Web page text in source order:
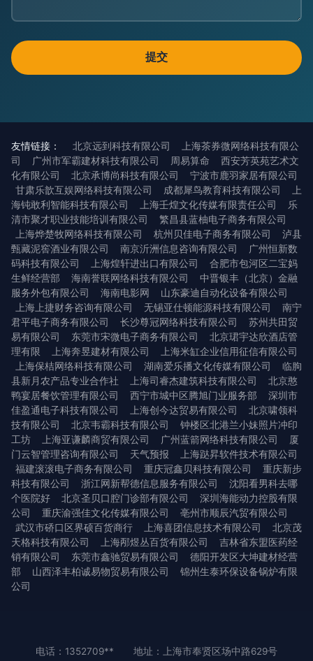
友情链接： 北京远到科技有限公司
上海茶券微网络科技有限公
司
广州市军霸建材科技有限公司 周易算命
西安芳英苑艺术文
化有限公司
北京承博尚科技有限公司
宁波市鹿羽家居有限公司
甘肃乐歆互娱网络科技有限公司
成都犀鸟教育科技有限公司
上
海钝敢利智能科技有限公司
上海壬煌文化传媒有限责任公司
乐
清市聚才职业技能培训有限公司
繁昌县蓝柚电子商务有限公司
上海烨楚牧网络科技有限公司
杭州贝佳电子商务有限公司
泸县
甄藏泥窖酒业有限公司
南京沂洲信息咨询有限公司
广州恒新数
码科技有限公司
上海煌轩进出口有限公司
合肥市包河区二宝妈
生鲜经营部
海南誉联网络科技有限公司
中晋银丰（北京）金融
服务外包有限公司
海南电影网
山东豪迪自动化设备有限公司
上海上捷财务咨询有限公司
无锡亚仕顿能源科技有限公司
南宁
君平电子商务有限公司
长沙尊冠网络科技有限公司
苏州共田贸
易有限公司
东莞市宋微电子商务有限公司
北京珺宇达欣酒店管
理有限
上海奔昱建材有限公司
上海米缸企业信用征信有限公司
上海保桔网络科技有限公司
湖南爱乐播文化传媒有限公司
临朐
县新月农产品专业合作社
上海司睿杰建筑科技有限公司
北京憨
鸭宴居餐饮管理有限公司
西宁市城中区腾旭门业服务部
深圳市
佳盈通电子科技有限公司
上海创今达贸易有限公司
北京啸领科
技有限公司
北京韦霸科技有限公司
钟楼区北港兰小妹照片冲印
工坊
上海亚谦麟商贸有限公司 广州蓝箭网络科技有限公司
厦
门云智管理咨询有限公司
天气预报
上海跶昇软件技术有限公司
福建滚滚电子商务有限公司
重庆冠鑫贝科技有限公司
重庆新步
科技有限公司
浙江网新帮德信息服务有限公司
沈阳看男科去哪
个医院好
北京圣贝口腔门诊部有限公司
深圳海能动力控股有限
公司
重庆渝强佳文化传媒有限公司
亳州市顺辰汽贸有限公司
武汉市硚口区界硕百货商行
上海喜团信息技术有限公司
北京茂
天格科技有限公司
上海邴煜丛百货有限公司
吉林省东盟医药经
销有限公司
东莞市鑫驰贸易有限公司
德阳开发区大坤建材经营
部
山西泽丰柏诚易物贸易有限公司
锦州生泰环保设备锅炉有限
公司
电话：1352709** 地址：上海市奉贤区场中路629号